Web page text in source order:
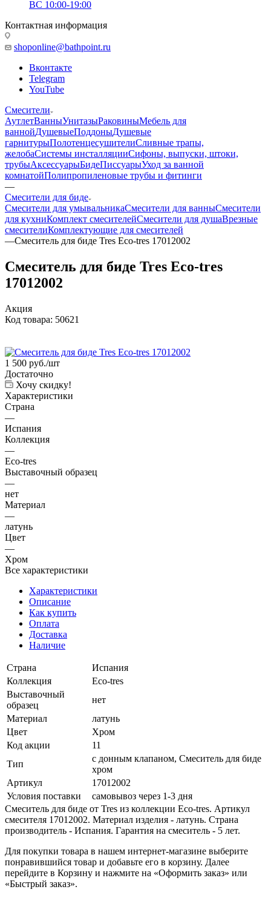
ВС 10:00-19:00
Контактная информация
shoponline@bathpoint.ru
Вконтакте
Telegram
YouTube
Смесители
АутлетВанныУнитазыРаковиныМебель для
ваннойДушевыеПоддоныДушевые
гарнитурыПолотенцесушителиСливные трапы,
желобаСистемы инсталляцииСифоны, выпуски, штоки,
трубыАксессуарыБидеПиссуарыУход за ванной
комнатойПолипропиленовые трубы и фитинги
—
Смесители для биде
Смесители для умывальникаСмесители для ванныСмесители
для кухниКомплект смесителейСмесители для душаВрезные
смесителиКомплектующие для смесителей
—Смеситель для биде Tres Eco-tres 17012002
Смеситель для биде Tres Eco-tres
17012002
Акция
Код товара: 50621
1 500 руб./шт
Достаточно
Хочу скидку!
Характеристики
Страна
—
Испания
Коллекция
—
Eco-tres
Выставочный образец
—
нет
Материал
—
латунь
Цвет
—
Хром
Все характеристики
Характеристики
Описание
Как купить
Оплата
Доставка
Наличие
Страна
Испания
Коллекция
Eco-tres
Выставочный
образец
нет
Материал
латунь
Цвет
Хром
Код акции
11
Тип
с донным клапаном, Смеситель для биде
хром
Артикул
17012002
Условия поставки
самовывоз через 1-3 дня
Смеситель для биде от Tres из коллекции Eco-tres. Артикул
смесителя 17012002. Материал изделия - латунь. Страна
производитель - Испания. Гарантия на смеситель - 5 лет.
Для покупки товара в нашем интернет-магазине выберите
понравившийся товар и добавьте его в корзину. Далее
перейдите в Корзину и нажмите на «Оформить заказ» или
«Быстрый заказ».